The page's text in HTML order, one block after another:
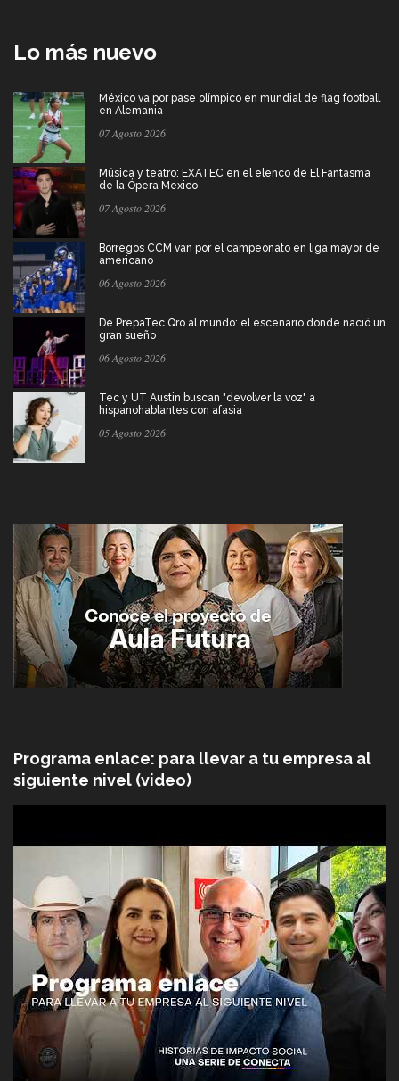
Lo más nuevo
México va por pase olímpico en mundial de flag football
en Alemania
07 Agosto 2026
Música y teatro: EXATEC en el elenco de El Fantasma
de la Ópera Mexico
07 Agosto 2026
Borregos CCM van por el campeonato en liga mayor de
americano
06 Agosto 2026
De PrepaTec Qro al mundo: el escenario donde nació un
gran sueño
06 Agosto 2026
Tec y UT Austin buscan "devolver la voz" a
hispanohablantes con afasia
05 Agosto 2026
Programa enlace: para llevar a tu empresa al
siguiente nivel (video)